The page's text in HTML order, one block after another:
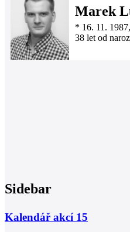
Marek
* 16. 11. 1987
38 let od
Sidebar
Kalendář akcí 15